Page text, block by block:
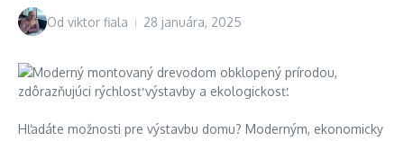
Od viktor fiala 28 januára, 2025
Hľadáte možnosti pre výstavbu domu? Moderným, ekonomicky